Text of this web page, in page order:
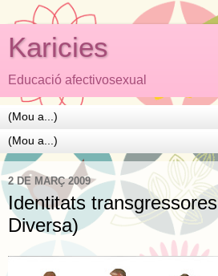
Karicies
Educació afectivosexual
2 DE MARÇ 2009
Identitats
Diversa)